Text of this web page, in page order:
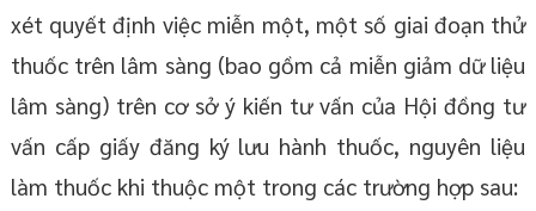
xét quyết định việc miễn một, một số giai đoạn thử
thuốc trên lâm sàng (bao gồm cả miễn giảm dữ liệu
lâm sàng) trên cơ sở ý kiến tư vấn của Hội đồng tư
vấn cấp giấy đăng ký lưu hành thuốc, nguyên liệu
làm thuốc khi thuộc một trong các trường hợp sau: